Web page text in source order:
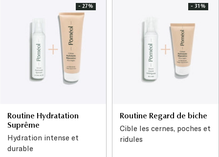
- 27%
Routine Hydratation
Suprême
Hydration intense et
durable
- 31%
Routine Regard de biche
Cible les cernes, poches et
ridules